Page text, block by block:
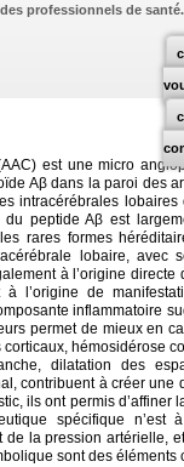
professionnels de santé.
est une micro
Aβ dans la paroi des
intracérébrales
peptide Aβ est
rares formes
lobaire,
à l’origine
l’origine de
inflammatoire
permet de mieux en
hémosidérose
dilatation des
contribuent à créer une
ils ont permis
spécifique
la pression artérielle,
sont des éléments